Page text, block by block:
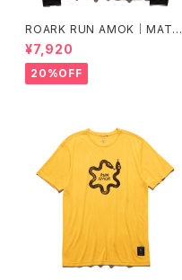
ROARK RUN AMOK｜MATHI
S LS col.BLACK FJORD
¥7,920
20%OFF